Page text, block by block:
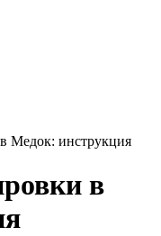
Медок: инструкция
в